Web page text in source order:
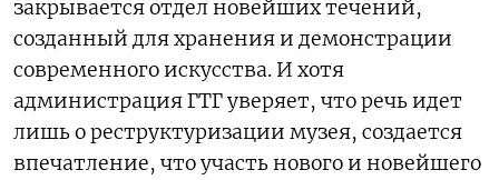
закрывается отдел новейших течений,
созданный для хранения и демонстрации
современного искусства. И хотя
администрация ГТГ уверяет, что речь идет
лишь о реструктуризации музея, создается
впечатление, что участь нового и новейшего